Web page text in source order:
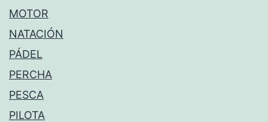
MOTOR
NATACIÓN
PÁDEL
PERCHA
PESCA
PILOTA